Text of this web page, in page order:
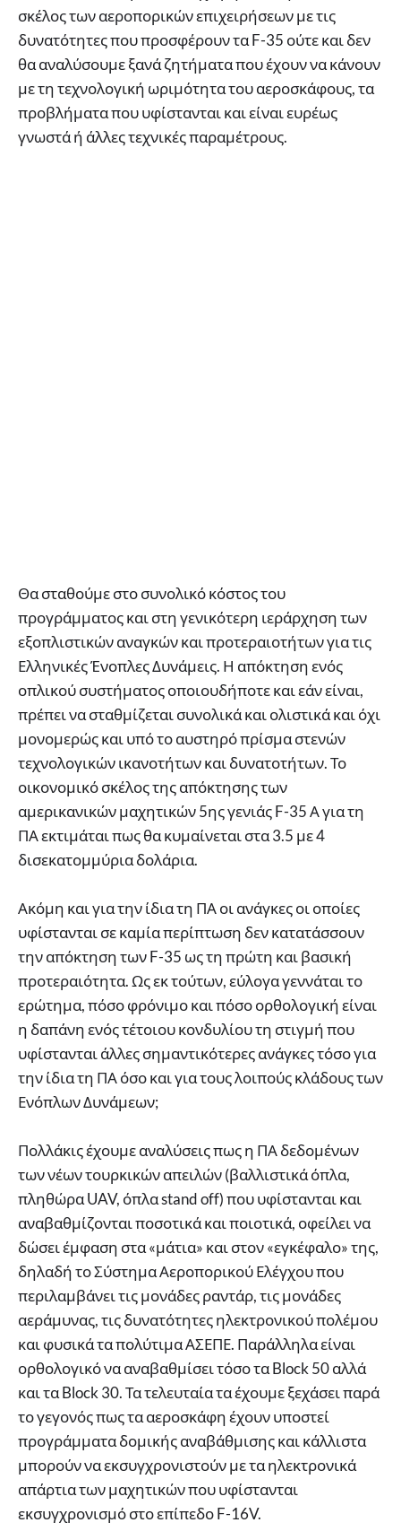
σκέλος των αεροπορικών επιχειρήσεων με τις
δυνατότητες που προσφέρουν τα F-35 ούτε και δεν
θα αναλύσουμε ξανά ζητήματα που έχουν να κάνουν
με τη τεχνολογική ωριμότητα του αεροσκάφους, τα
προβλήματα που υφίστανται και είναι ευρέως
γνωστά ή άλλες τεχνικές παραμέτρους.
Θα σταθούμε στο συνολικό κόστος του
προγράμματος και στη γενικότερη ιεράρχηση των
εξοπλιστικών αναγκών και προτεραιοτήτων για τις
Ελληνικές Ένοπλες Δυνάμεις. Η απόκτηση ενός
οπλικού συστήματος οποιουδήποτε και εάν είναι,
πρέπει να σταθμίζεται συνολικά και ολιστικά και όχι
μονομερώς και υπό το αυστηρό πρίσμα στενών
τεχνολογικών ικανοτήτων και δυνατοτήτων. Το
οικονομικό σκέλος της απόκτησης των
αμερικανικών μαχητικών 5ης γενιάς F-35 Α για τη
ΠΑ εκτιμάται πως θα κυμαίνεται στα 3.5 με 4
δισεκατομμύρια δολάρια.
Ακόμη και για την ίδια τη ΠΑ οι ανάγκες οι οποίες
υφίστανται σε καμία περίπτωση δεν κατατάσσουν
την απόκτηση των F-35 ως τη πρώτη και βασική
προτεραιότητα. Ως εκ τούτων, εύλογα γεννάται το
ερώτημα, πόσο φρόνιμο και πόσο ορθολογική είναι
η δαπάνη ενός τέτοιου κονδυλίου τη στιγμή που
υφίστανται άλλες σημαντικότερες ανάγκες τόσο για
την ίδια τη ΠΑ όσο και για τους λοιπούς κλάδους των
Ενόπλων Δυνάμεων;
Πολλάκις έχουμε αναλύσεις πως η ΠΑ δεδομένων
των νέων τουρκικών απειλών (βαλλιστικά όπλα,
πληθώρα UAV, όπλα stand off) που υφίστανται και
αναβαθμίζονται ποσοτικά και ποιοτικά, οφείλει να
δώσει έμφαση στα «μάτια» και στον «εγκέφαλο» της,
δηλαδή το Σύστημα Αεροπορικού Ελέγχου που
περιλαμβάνει τις μονάδες ραντάρ, τις μονάδες
αεράμυνας, τις δυνατότητες ηλεκτρονικού πολέμου
και φυσικά τα πολύτιμα ΑΣΕΠΕ. Παράλληλα είναι
ορθολογικό να αναβαθμίσει τόσο τα Block 50 αλλά
και τα Block 30. Τα τελευταία τα έχουμε ξεχάσει παρά
το γεγονός πως τα αεροσκάφη έχουν υποστεί
προγράμματα δομικής αναβάθμισης και κάλλιστα
μπορούν να εκσυγχρονιστούν με τα ηλεκτρονικά
απάρτια των μαχητικών που υφίστανται
εκσυγχρονισμό στο επίπεδο F-16V.